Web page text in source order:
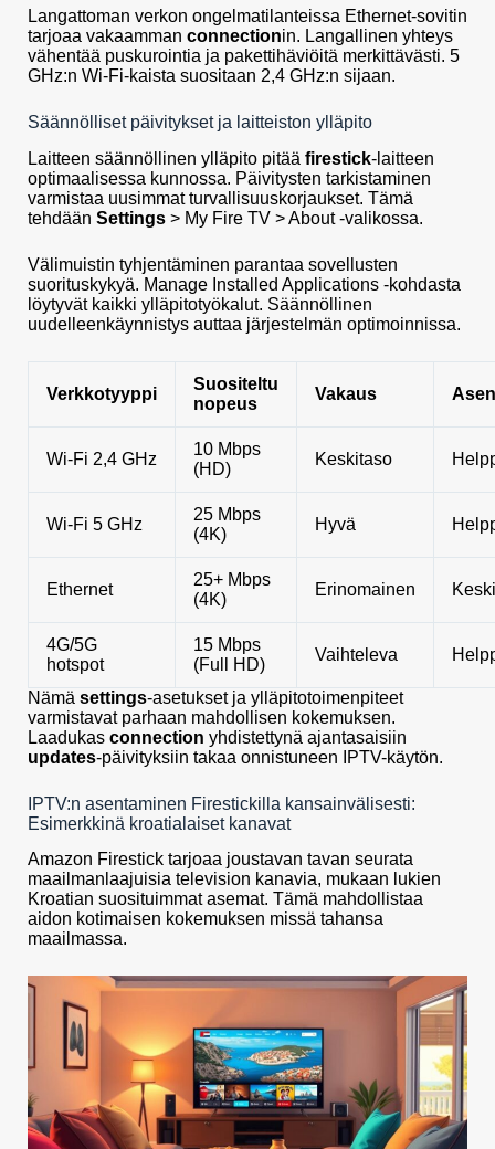
Langattoman verkon ongelmatilanteissa Ethernet-sovitin
tarjoaa vakaamman connectionin. Langallinen yhteys
vähentää puskurointia ja pakettihäviöitä merkittävästi. 5
GHz:n Wi-Fi-kaista suositaan 2,4 GHz:n sijaan.
Säännölliset päivitykset ja laitteiston ylläpito
Laitteen säännöllinen ylläpito pitää firestick-laitteen
optimaalisessa kunnossa. Päivitysten tarkistaminen
varmistaa uusimmat turvallisuuskorjaukset. Tämä
tehdään Settings > My Fire TV > About -valikossa.
Välimuistin tyhjentäminen parantaa sovellusten
suorituskykyä. Manage Installed Applications -kohdasta
löytyvät kaikki ylläpitotyökalut. Säännöllinen
uudelleenkäynnistys auttaa järjestelmän optimoinnissa.
Verkkotyyppi
Suositeltu
nopeus
Vakaus
Wi-Fi 2,4 GHz
10 Mbps
(HD)
Keskitaso
Wi-Fi 5 GHz
25 Mbps
(4K)
Hyvä
Ethernet
25+ Mbps
(4K)
Erinomainen
4G/5G
hotspot
15 Mbps
(Full HD)
Vaihteleva
Nämä settings-asetukset ja ylläpitotoimenpiteet
varmistavat parhaan mahdollisen kokemuksen.
Laadukas connection yhdistettynä ajantasaisiin
updates-päivityksiin takaa onnistuneen IPTV-käytön.
IPTV:n asentaminen Firestickilla kansainvälisesti:
Esimerkkinä kroatialaiset kanavat
Amazon Firestick tarjoaa joustavan tavan seurata
maailmanlaajuisia television kanavia, mukaan lukien
Kroatian suosituimmat asemat. Tämä mahdollistaa
aidon kotimaisen kokemuksen missä tahansa
maailmassa.